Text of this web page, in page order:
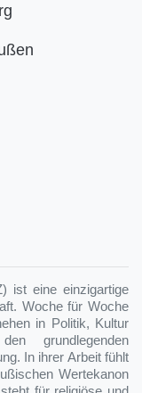
ist eine einzigartige
Woche für Woche
in Politik, Kultur
grundlegenden
In ihrer Arbeit fühlt
Wertekanon